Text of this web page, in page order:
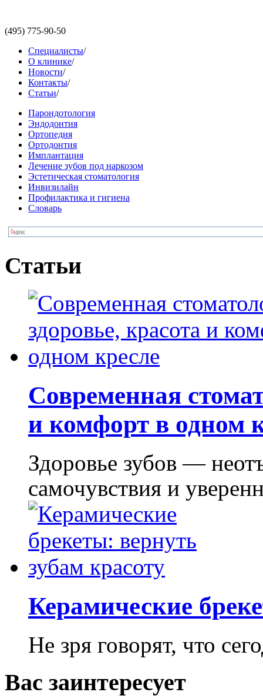
(495) 775-90-50
Специалисты/
О клинике/
Новости/
Контакты/
Статьи/
Парондотология
Эндодонтия
Ортопедия
Ортодонтия
Имплантация
Лечение зубов под наркозом
Эстетическая стоматология
Инвизилайн
Профилактика и гигиена
Словарь
Статьи
Современная
и комфорт в одном
Здоровье зубов —
самочувствия и
Керамические
Не зря говорят, что
Вас заинтересует